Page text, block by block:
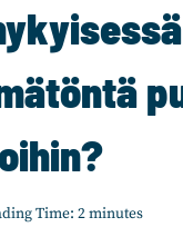
Time: 2minutes